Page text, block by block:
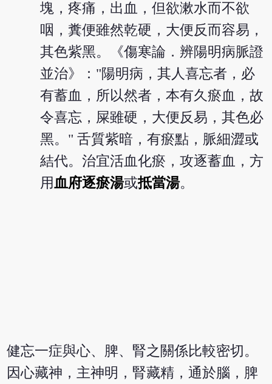
塊，疼痛，出血，但欲漱水而不欲
咽，糞便雖然乾硬，大便反而容易，
其色紫黑。《傷寒論．辨陽明病脈證
並治》："陽明病，其人喜忘者，必
有蓄血，所以然者，本有久瘀血，故
令喜忘，屎雖硬，大便反易，其色必
黑。" 舌質紫暗，有瘀點，脈細澀或
結代。治宜活血化瘀，攻逐蓄血，方
用血府逐瘀湯或抵當湯。
健忘一症與心、脾、腎之關係比較密切。
因心藏神，主神明，腎藏精，通於腦，脾